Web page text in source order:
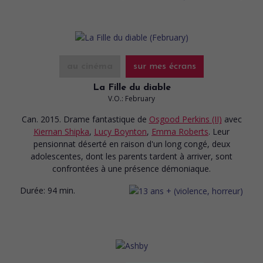
sur mes écrans
La Fille du diable
V.O.: February
Can. 2015. Drame fantastique de Osgood Perkins (II) avec
Kiernan Shipka, Lucy Boynton, Emma Roberts. Leur
pensionnat déserté en raison d'un long congé, deux
adolescentes, dont les parents tardent à arriver, sont
confrontées à une présence démoniaque.
Durée: 94 min.